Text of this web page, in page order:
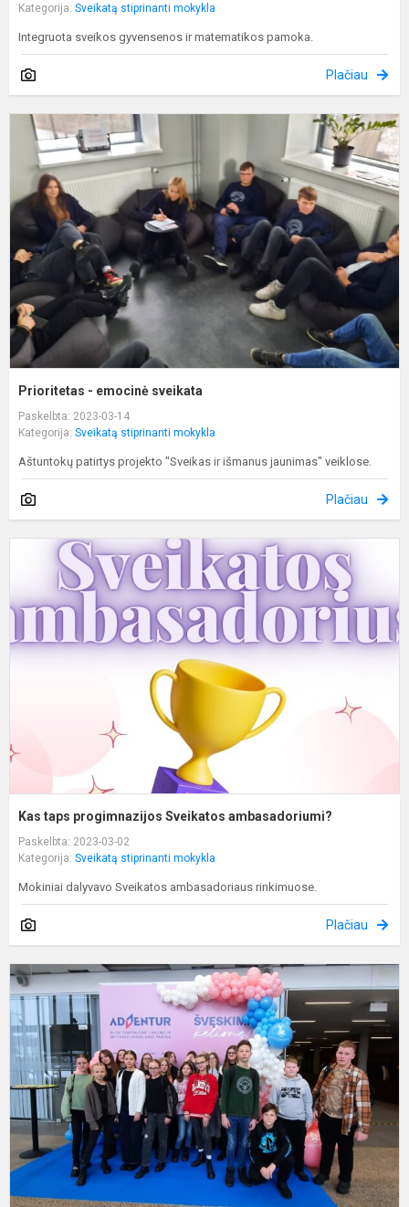
Kategorija: Sveikatą stiprinanti mokykla
Integruota sveikos gyvensenos ir matematikos pamoka.
Plačiau
Prioritetas - emocinė sveikata
Paskelbta: 2023-03-14
Kategorija: Sveikatą stiprinanti mokykla
Aštuntokų patirtys projekto "Sveikas ir išmanus jaunimas" veiklose.
Plačiau
Kas taps progimnazijos Sveikatos ambasadoriumi?
Paskelbta: 2023-03-02
Kategorija: Sveikatą stiprinanti mokykla
Mokiniai dalyvavo Sveikatos ambasadoriaus rinkimuose.
Plačiau